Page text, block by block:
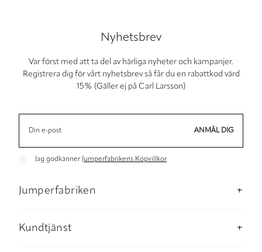
Nyhetsbrev
Var först med att ta del av härliga nyheter och kampanjer.
Registrera dig för vårt nyhetsbrev så får du en rabattkod värd
15% (Gäller ej på Carl Larsson)
ANMÄL DIG
Jag godkänner Jumperfabrikens Köpvillkor
Jumperfabriken
Butik Stockholm
Kundtjänst